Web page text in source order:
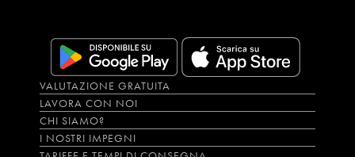
VALUTAZIONE GRATUITA
LAVORA CON NOI
CHI SIAMO?
I NOSTRI IMPEGNI